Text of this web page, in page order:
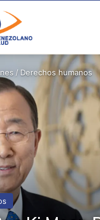
/ Derechos humanos